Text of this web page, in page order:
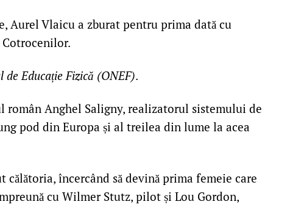
Aurel Vlaicu a zburat pentru prima dată cu
Educație Fizică (ONEF).
român Anghel Saligny, realizatorul sistemului de
pod din Europa și al treilea din lume la acea
încercând să devină prima femeie care
cu Wilmer Stutz, pilot și Lou Gordon,